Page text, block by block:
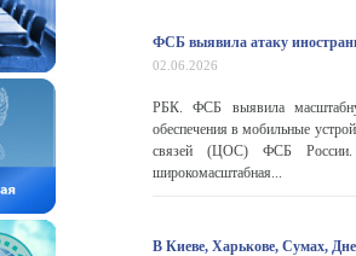
ФСБ выявила атаку
02.06.2026
РБК. ФСБ выявила
обеспечения в мобильные
связей (ЦОС) ФСБ России.
широкомасштабная...
В Киеве, Харькове, Сумах,